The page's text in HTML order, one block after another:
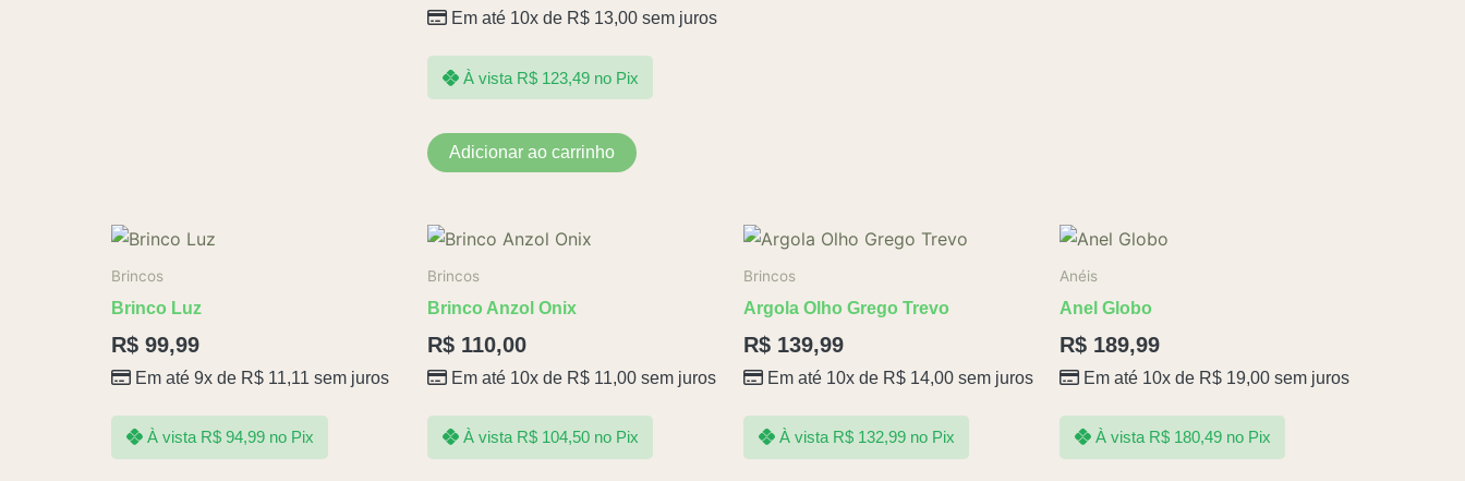
Em até 10x de R$ 13,00 sem juros
À vista R$123,49 no Pix
Adicionar ao carrinho
Brincos
Brinco Luz
R$ 99,99
Em até 9x de R$ 11,11 sem juros
À vista R$94,99 no Pix
Brincos
Brinco Anzol Onix
R$ 110,00
Em até 10x de R$ 11,00 sem juros
À vista R$104,50 no Pix
Brincos
Argola Olho Grego Trevo
R$ 139,99
Em até 10x de R$ 14,00 sem juros
À vista R$132,99 no Pix
Anéis
Anel Globo
R$ 189,99
Em até 10x de R$ 19,00 sem juros
À vista R$180,49 no Pix
As
podem
ser